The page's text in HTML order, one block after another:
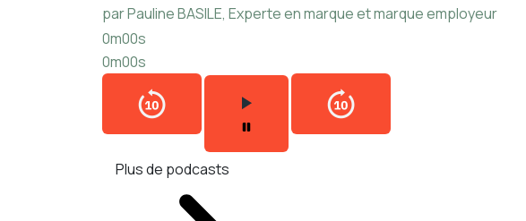
par Pauline BASILE, Experte en marque et marque employeur
0m00s
0m00s
Plus de podcasts